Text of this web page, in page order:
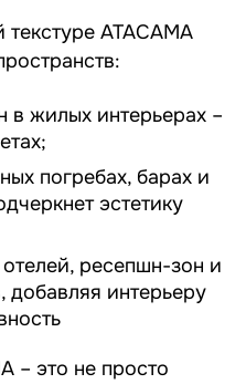
ATACAMA
в жилых интерьерах –
погребах, барах и
эстетику
ресепшн-зон и
добавляя интерьеру
– это не просто